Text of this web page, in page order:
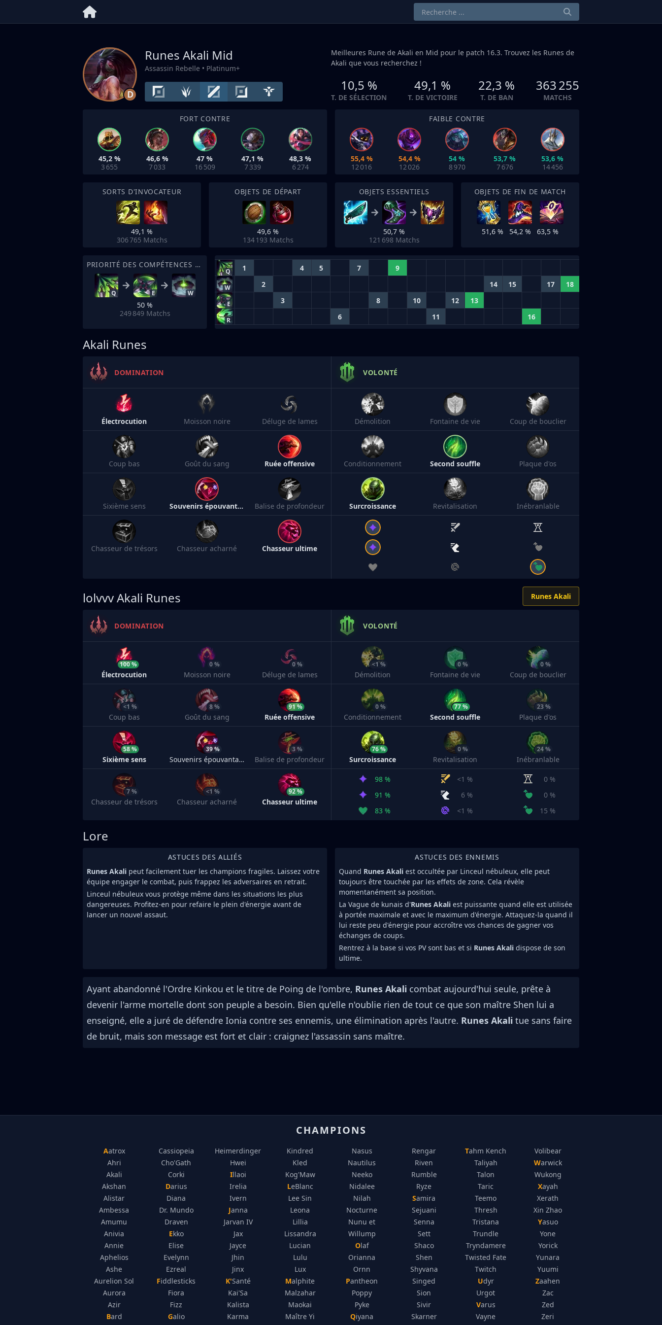
D
Runes Akali Mid
Assassin Rebelle • Platinum+
Meilleures Rune de Akali en Mid pour le patch 16.3. Trouvez les Runes de
Akali que vous recherchez !
10,5 %
T. DE SÉLECTION
49,1 %
T. DE VICTOIRE
22,3 %
T. DE BAN
363 255
MATCHS
FORT CONTRE
45,2 %
3 655
46,6 %
7 033
47 %
16 509
47,1 %
7 339
48,3 %
6 274
FAIBLE CONTRE
55,4 %
12 016
54,4 %
12 026
54 %
8 970
53,7 %
7 676
53,6 %
14 456
SORTS D'INVOCATEUR
49,1 %
306 765 Matchs
OBJETS DE DÉPART
49,6 %
134 193 Matchs
OBJETS ESSENTIELS
50,7 %
121 698 Matchs
OBJETS DE FIN DE MATCH
51,6 % 54,2 % 63,5 %
PRIORITÉ DES COMPÉTENCES DE SORT
Q E W
50 %
249 849 Matchs
Q 1 4 5 7 9
W 2 14 15 17 18
E 3 8 10 12 13
R 6 11 16
Akali Runes
DOMINATION
Électrocution Moisson noire Déluge de lames
Coup bas Goût du sang Ruée offensive
Sixième sens Souvenirs épouvantables Balise de profondeur
Chasseur de trésors Chasseur acharné Chasseur ultime
VOLONTÉ
Démolition Fontaine de vie Coup de bouclier
Conditionnement Second souffle Plaque d'os
Surcroissance Revitalisation Inébranlable
lolvvvAkali Runes Runes Akali
DOMINATION
100 %
Électrocution
0 %
Moisson noire
0 %
Déluge de lames
<1 %
Coup bas
8 %
Goût du sang
91 %
Ruée offensive
58 %
Sixième sens
39 %
Souvenirs épouvantables
3 %
Balise de profondeur
7 %
Chasseur de trésors
<1 %
Chasseur acharné
92 %
Chasseur ultime
VOLONTÉ
<1 %
Démolition
0 %
Fontaine de vie
0 %
Coup de bouclier
0 %
Conditionnement
77 %
Second souffle
23 %
Plaque d'os
76 %
Surcroissance
0 %
Revitalisation
24 %
Inébranlable
98 % <1 %
0 %
91 %
6 %
0 %
83 %
<1 % 15 %
Lore
ASTUCES DES ALLIÉS
Runes Akali peut facilement tuer les champions fragiles. Laissez votre
équipe engager le combat, puis frappez les adversaires en retrait.
Linceul nébuleux vous protège même dans les situations les plus
dangereuses. Profitez-en pour refaire le plein d'énergie avant de
lancer un nouvel assaut.
ASTUCES DES ENNEMIS
Quand Runes Akali est occultée par Linceul nébuleux, elle peut
toujours être touchée par les effets de zone. Cela révèle
momentanément sa position.
La Vague de kunais d'Runes Akali est puissante quand elle est utilisée
à portée maximale et avec le maximum d'énergie. Attaquez-la quand il
lui reste peu d'énergie pour accroître vos chances de gagner vos
échanges de coups.
Rentrez à la base si vos PV sont bas et si Runes Akali dispose de son
ultime.
Ayant abandonné l'Ordre Kinkou et le titre de Poing de l'ombre, Runes Akali combat aujourd'hui seule, prête à
devenir l'arme mortelle dont son peuple a besoin. Bien qu'elle n'oublie rien de tout ce que son maître Shen lui a
enseigné, elle a juré de défendre Ionia contre ses ennemis, une élimination après l'autre. Runes Akali tue sans faire
de bruit, mais son message est fort et clair : craignez l'assassin sans maître.
CHAMPIONS
Aatrox
Ahri
Akali
Akshan
Alistar
Ambessa
Amumu
Anivia
Annie
Aphelios
Ashe
Aurelion Sol
Aurora
Azir
Bard
Cassiopeia
Cho'Gath
Corki
Darius
Diana
Dr. Mundo
Draven
Ekko
Elise
Evelynn
Ezreal
Fiddlesticks
Fiora
Fizz
Galio
Heimerdinger
Hwei
Illaoi
Irelia
Ivern
Janna
Jarvan IV
Jax
Jayce
Jhin
Jinx
K'Santé
Kai'Sa
Kalista
Karma
Kindred
Kled
Kog'Maw
LeBlanc
Lee Sin
Leona
Lillia
Lissandra
Lucian
Lulu
Lux
Malphite
Malzahar
Maokai
Maître Yi
Nasus
Nautilus
Neeko
Nidalee
Nilah
Nocturne
Nunu et
Willump
Olaf
Orianna
Ornn
Pantheon
Poppy
Pyke
Qiyana
Rengar
Riven
Rumble
Ryze
Samira
Sejuani
Senna
Sett
Shaco
Shen
Shyvana
Singed
Sion
Sivir
Skarner
Tahm Kench
Taliyah
Talon
Taric
Teemo
Thresh
Tristana
Trundle
Tryndamere
Twisted Fate
Twitch
Udyr
Urgot
Varus
Vayne
Volibear
Warwick
Wukong
Xayah
Xerath
Xin Zhao
Yasuo
Yone
Yorick
Yunara
Yuumi
Zaahen
Zac
Zed
Zeri